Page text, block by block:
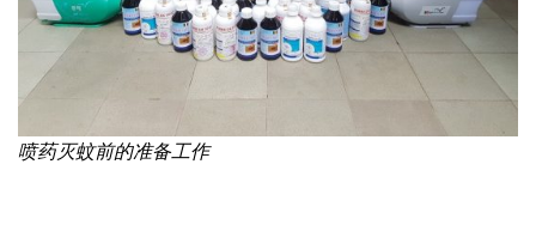
喷药灭蚊前的准备工作